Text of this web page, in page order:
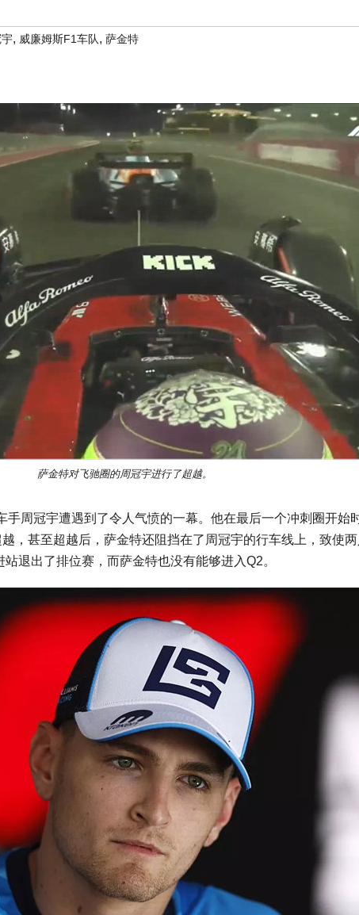
, 威廉姆斯F1车队, 萨金特
萨金特对飞驰圈的周冠宇进行了超越。
手周冠宇遭遇到了令人气愤的一幕。他在最后一个冲刺圈开始
，甚至超越后，萨金特还阻挡在了周冠宇的行车线上，致使
退出了排位赛，而萨金特也没有能够进入Q2。